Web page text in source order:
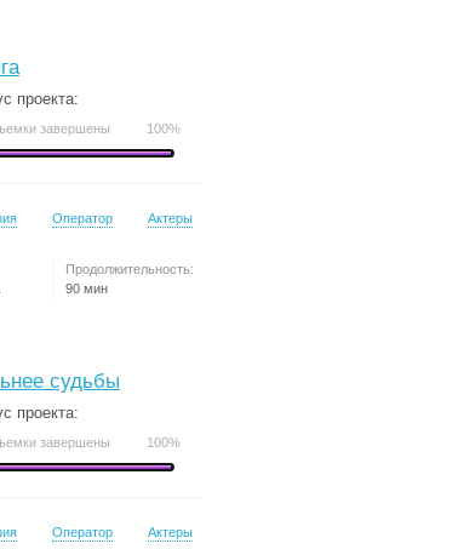
проекта:
завершены 100%
Оператор Актеры
Продолжительность:
90 мин
судьбы
проекта:
завершены 100%
Оператор Актеры